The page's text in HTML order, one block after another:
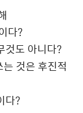
다?
것도 아니다?
것은 후진적
다?